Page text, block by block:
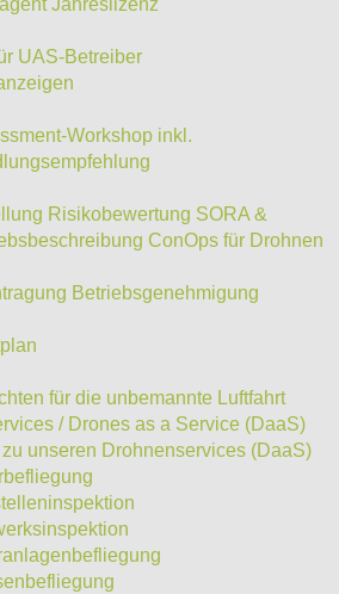
Jahreslizenz
UAS-Betreiber
Workshop inkl.
Risikobewertung SORA &
ConOps für Drohnen
Betriebsgenehmigung
für die unbemannte Luftfahrt
/ Drones as a Service (DaaS)
zu unseren Drohnenservices (DaaS)